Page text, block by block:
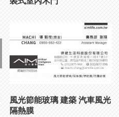
風光節能玻璃 建築 汽車風光
隔熱膜